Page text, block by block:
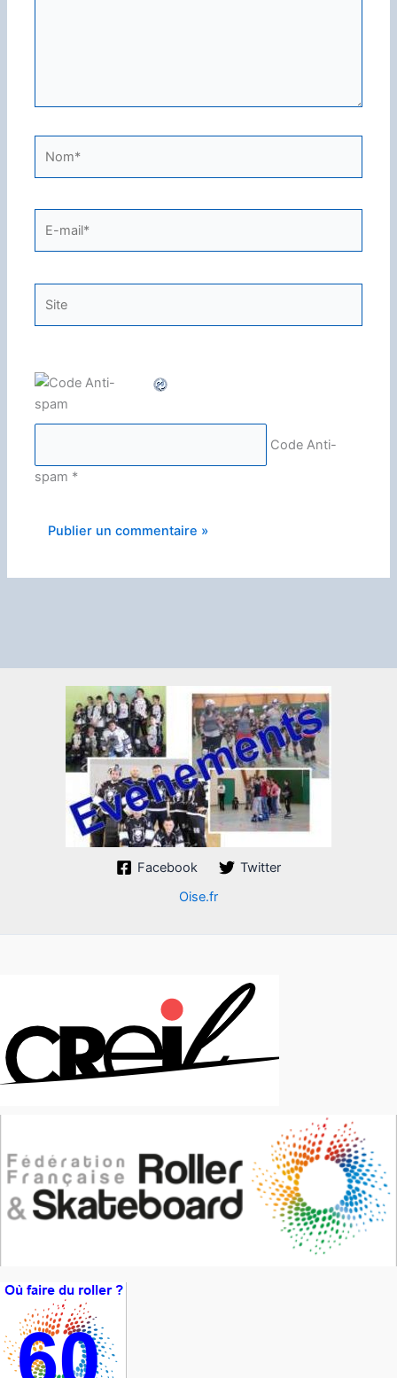
Code Anti-
spam *
Facebook
Twitter
Oise.fr